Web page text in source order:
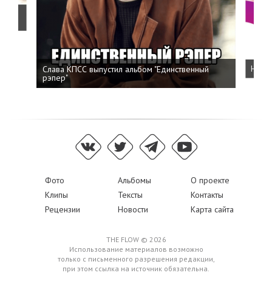
Слава КПСС выпустил альбом "Единственный
рэпер"
Фото Альбомы
О проекте
Клипы
Тексты
Контакты
Рецензии
Новости Карта сайта
THE FLOW © 2026
Использование материалов возможно
только с письменного разрешения редакции,
при этом ссылка на источник обязательна.